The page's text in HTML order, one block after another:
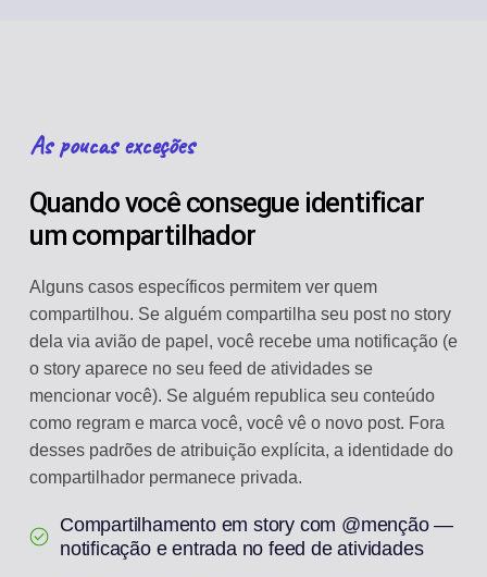
As poucas exceções
Quando você consegue identificar
um compartilhador
Alguns casos específicos permitem ver quem
compartilhou. Se alguém compartilha seu post no story
dela via avião de papel, você recebe uma notificação (e
o story aparece no seu feed de atividades se
mencionar você). Se alguém republica seu conteúdo
como regram e marca você, você vê o novo post. Fora
desses padrões de atribuição explícita, a identidade do
compartilhador permanece privada.
Compartilhamento em story com @menção —
notificação e entrada no feed de atividades